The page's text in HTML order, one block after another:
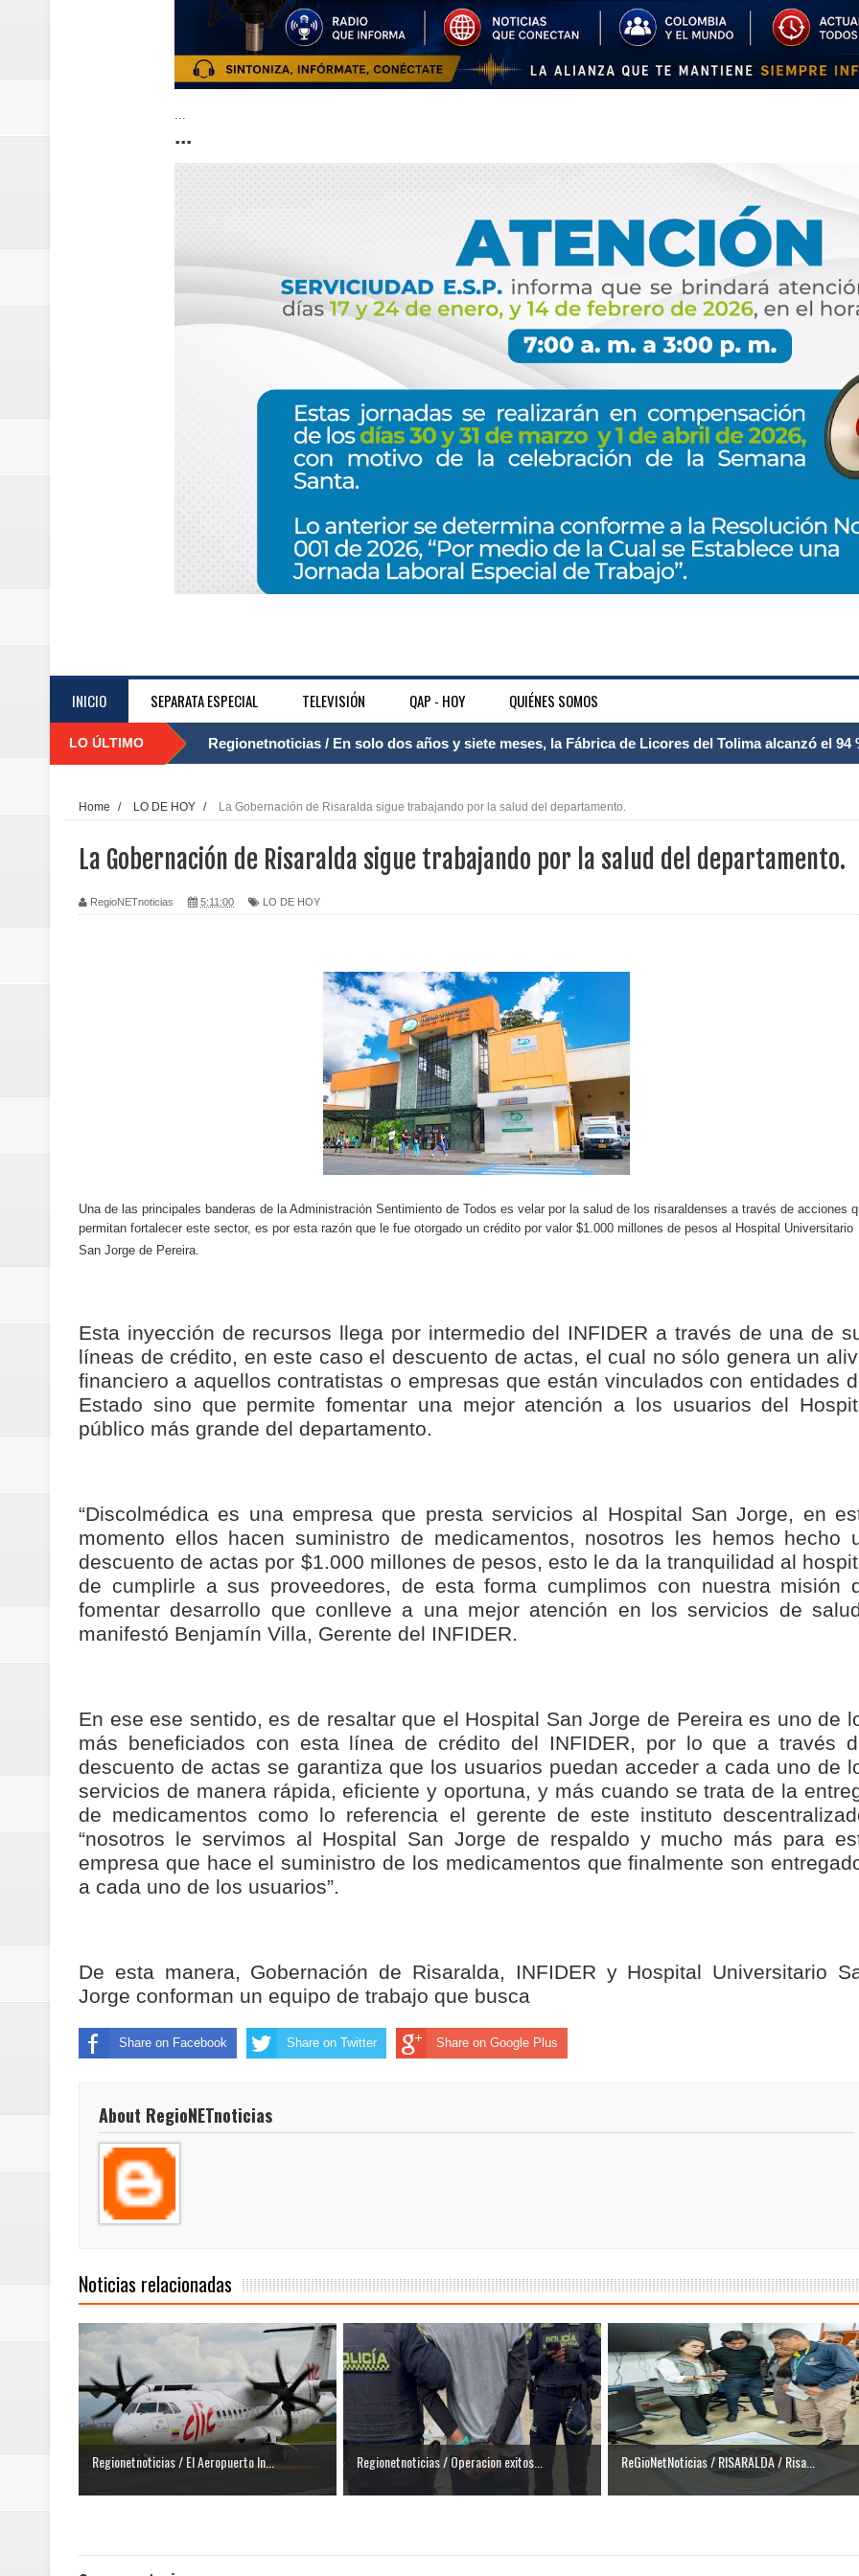
...
...
INICIO SEPARATA ESPECIAL TELEVISIÓN QAP - HOY QUIÉNES SOMOS
LO ÚLTIMO Regionetnoticias / El Aeropuerto Internacional Matecaña fortalece su conectividad con una
Regionetnoticias / Caldas fortalece el Mecanismo Articulador Departamental para el abordaje de
basadas en género
posesión presidencial
Regionetnoticias / La Alcaldía de Pereira continúa renovando espacios comunitarios que llevaban
Regionetnoticias / Agua potable transforma la vida de 68 estudiantes rurales en Filadelfia gracias
Regionetnoticias / Población vulnerable en Tuluá tendrá comedor comunitario gracias al
Regionetnoticias / Alcaldía de Cartagena avanza en trabajos contra las inundaciones con
calle San Juan de Dios del Centro Histórico
Regionetnoticias / Pereira avanza con resultados en salud mental, innovación y paz
Regionetnoticias / Gobernación de Caldas hace seguimiento al avance de la construcción de 400
ecoeficientes en Marquetalia
Regionetnoticias / Despliegue de seguridad sin precedentes: El Valle y la nación refuerzan
terrestre para la posesión presidencial
ReGioNetNoticias / RISARALDA / Risaralda fortalece la preparación de sus municipios frente al
ReGionetNoticias / DOSQUEBRADAS / Dosquebradas fortalece la respuesta frente a tres
acciones que impactan a más de 20.000 personas
ReGioNetNoticias- MEDELLIN / En Medellín fue inmovilizado un bus que estaba siendo lavado
ReGionetNoticias / REPORTE ALEXANDER MENDEZ ( MIAMI ) Cali se blinda con amplio
seguridad para la posesión presidencial
Regionetnoticias / En solo dos años y siete meses, la Fábrica de Licores del Tolima alcanzó el 94
transferencias prevista para los 4 años de gobierno
Home / LO DE HOY / La Gobernación de Risaralda sigue trabajando por la salud del departamento.
La Gobernación de Risaralda sigue trabajando por la salud del departamento.
RegioNETnoticias 5:11:00 LO DE HOY
Una de las principales banderas de la Administración Sentimiento de Todos es velar por la salud de los risaraldenses a través de acciones
permitan fortalecer este sector, es por esta razón que le fue otorgado un crédito por valor $1.000 millones de pesos al Hospital Universitario
San Jorge de Pereira.
Esta inyección de recursos llega por intermedio del INFIDER a través de una de
líneas de crédito, en este caso el descuento de actas, el cual no sólo genera un
financiero a aquellos contratistas o empresas que están vinculados con entidades
Estado sino que permite fomentar una mejor atención a los usuarios del
público más grande del departamento.
“Discolmédica es una empresa que presta servicios al Hospital San Jorge, en
momento ellos hacen suministro de medicamentos, nosotros les hemos hecho
descuento de actas por $1.000 millones de pesos, esto le da la tranquilidad al
de cumplirle a sus proveedores, de esta forma cumplimos con nuestra misión
fomentar desarrollo que conlleve a una mejor atención en los servicios de
manifestó Benjamín Villa, Gerente del INFIDER.
En ese ese sentido, es de resaltar que el Hospital San Jorge de Pereira es uno de
más beneficiados con esta línea de crédito del INFIDER, por lo que a través
descuento de actas se garantiza que los usuarios puedan acceder a cada uno de
servicios de manera rápida, eficiente y oportuna, y más cuando se trata de la
de medicamentos como lo referencia el gerente de este instituto
“nosotros le servimos al Hospital San Jorge de respaldo y mucho más para
empresa que hace el suministro de los medicamentos que finalmente son
a cada uno de los usuarios”.
De esta manera, Gobernación de Risaralda, INFIDER y Hospital Universitario
Jorge conforman un equipo de trabajo que busca
Share on Facebook Share on Twitter Share on Google Plus
About RegioNETnoticias
Noticias relacionadas
Regionetnoticias / El Aeropuerto In... Regionetnoticias / Operacion exitos... ReGioNetNoticias / RISARALDA / Risa...